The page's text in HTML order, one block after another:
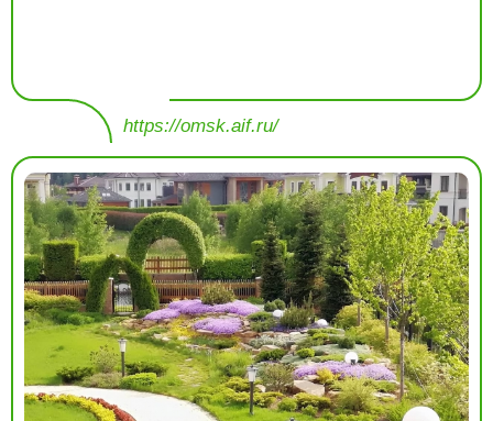
https://omsk.aif.ru/